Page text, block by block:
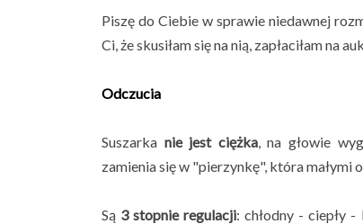
Piszę do Ciebie w sprawie niedawnej
Ci, że skusiłam się na nią, zapłaciłam na
Odczucia
Suszarka nie jest ciężka, na głowie
zamienia się w "pierzynkę", która małymi
Są 3 stopnie regulacji: chłodny - ciepły